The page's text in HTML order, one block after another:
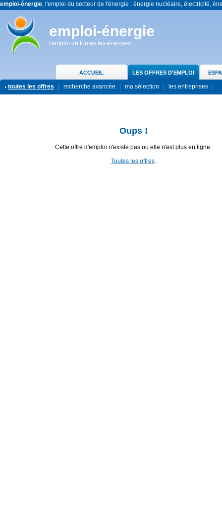
emploi-énergie, l'emploi du secteur de l'énergie : énergie nucléaire, électricité,
emploi-énergie
l'emploi de toutes les énergies
ACCUEIL LES OFFRES D'EMPLOI
toutes les offres recherche avancée ma sélection les entreprises
Oups !
Cette offre d'emploi n'existe pas ou elle n'est plus en ligne.
Toutes les offres.